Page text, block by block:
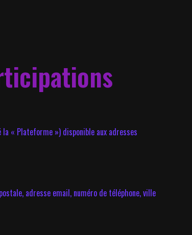
« Plateforme ») disponible aux adresses
adresse email, numéro de téléphone, ville